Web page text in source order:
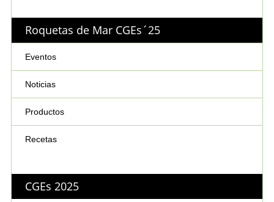
Roquetas de Mar CGEs´25
Eventos
Noticias
Productos
Recetas
CGEs 2025